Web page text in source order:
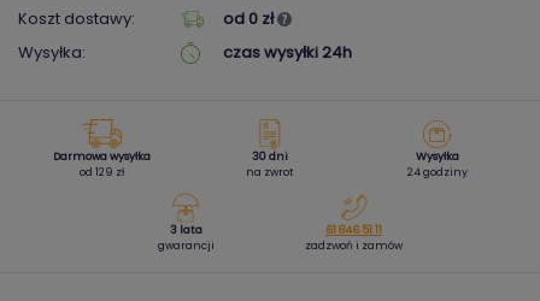
Koszt dostawy:
od 0 zł
Wysyłka:
czas wysyłki 24h
Darmowa wysyłka
od 129 zł
30 dni
na zwrot
Wysyłka
24 godziny
3 lata
gwarancji
61 846 51 11
zadzwoń i zamów